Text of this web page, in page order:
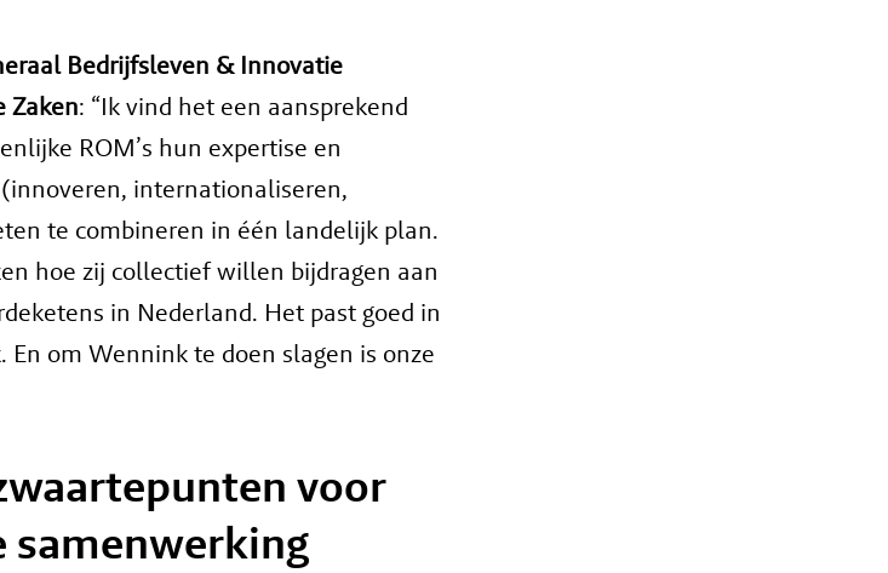
Bedrijfsleven & Innovatie
Zaken: “Ik vind het een aansprekend
ROM’s hun expertise en
internationaliseren,
te combineren in één landelijk plan.
hoe zij collectief willen bijdragen aan
in Nederland. Het past goed in
En om Wennink te doen slagen is onze
voor
samenwerking